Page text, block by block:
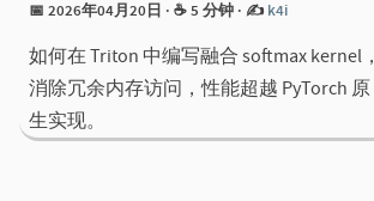
📅 2026年04月20日 · ☕ 5 分钟 · ✍️ k4i
如何在 Triton 中编写融合 softmax kernel，
消除冗余内存访问，性能超越 PyTorch 原
生实现。